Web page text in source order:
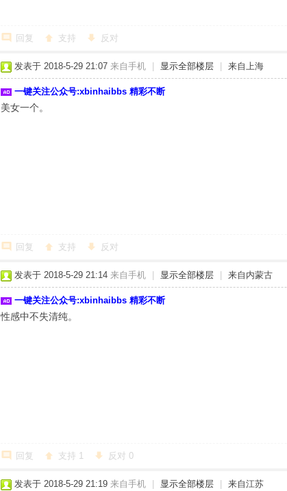
回复 支持 反对
发表于 2018-5-29 21:07 来自手机 显示全部楼层 来自上海
一键关注公众号:xbinhaibbs 精彩不断
美女一个。
回复 支持 反对
发表于 2018-5-29 21:14 来自手机 显示全部楼层 来自内蒙古
一键关注公众号:xbinhaibbs 精彩不断
性感中不失清纯。
回复 支持 1 反对 0
发表于 2018-5-29 21:19 来自手机 显示全部楼层 来自江苏